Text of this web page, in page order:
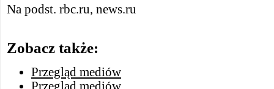
Na podst. rbc.ru, news.ru
Zobacz także:
Przegląd mediów
Przegląd mediów